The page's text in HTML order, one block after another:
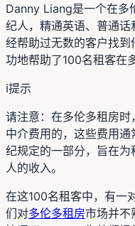
Danny Liang是一个在多
纪人，精通英语、普通
经帮助过无数的客户找
功地帮助了100名租客在
ℹ️提示
请注意：在多伦多租房
中介费用的，这些费用
纪规定的一部分，旨在
人的收入。
在这100名租客中，有一
们对多伦多租房市场并不